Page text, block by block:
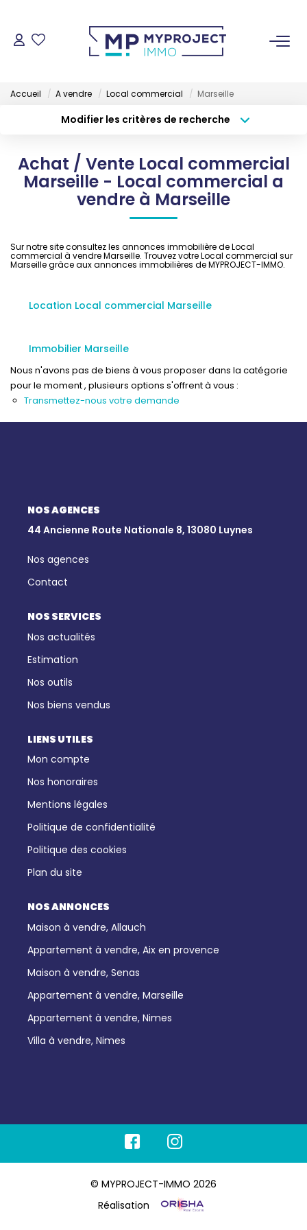
ESTIMER
Qui Sommes-Nous
Nous Rejoindre
Nos Actualités
CONTACT
Accueil A vendre Local commercial Marseille
Modifier les critères de recherche
Sélectionnez...
Type de bien
Surface min
Créer une alerte
Achat / Vente Local commercial
Marseille - Local commercial a
vendre à Marseille
Sur notre site consultez les annonces immobilière de Local
commercial à vendre Marseille. Trouvez votre Local commercial sur
Marseille grâce aux annonces immobilières de MYPROJECT-IMMO.
Location Local commercial Marseille
Immobilier Marseille
Nous n'avons pas de biens à vous proposer dans la catégorie
pour le moment , plusieurs options s'offrent à vous :
Transmettez-nous votre demande
NOS AGENCES
44 Ancienne Route Nationale 8, 13080 Luynes
Nos agences
Contact
NOS SERVICES
Nos actualités
Estimation
Nos outils
Nos biens vendus
LIENS UTILES
Mon compte
Nos honoraires
Mentions légales
Politique de confidentialité
Politique des cookies
Plan du site
NOS ANNONCES
Maison à vendre, Allauch
Appartement à vendre, Aix en provence
Maison à vendre, Senas
Appartement à vendre, Marseille
Appartement à vendre, Nimes
Villa à vendre, Nimes
© MYPROJECT-IMMO 2026
Réalisation